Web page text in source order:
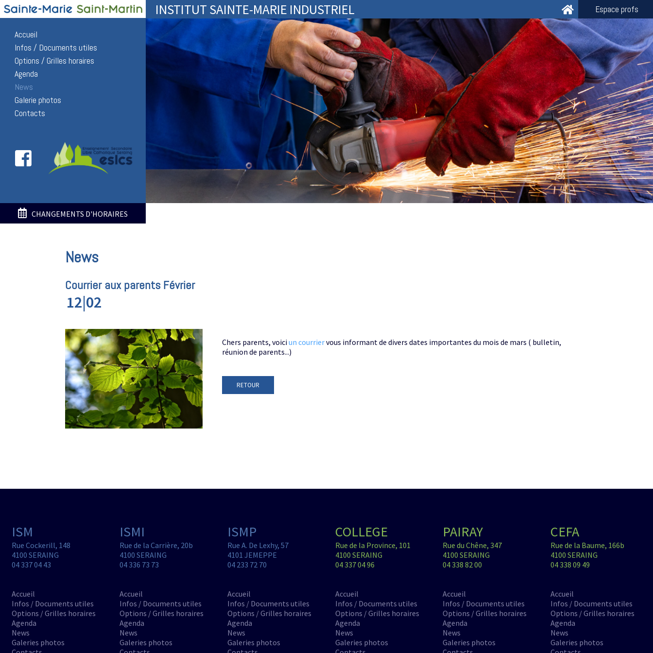
Accueil
Infos / Documents utiles
Options / Grilles horaires
Agenda
News
Galerie photos
Contacts
INSTITUT SAINTE-MARIE INDUSTRIEL Espace profs
CHANGEMENTS D'HORAIRES
News
Courrier aux parents Février
12|02
Chers parents, voiciun courriervous informant de divers dates importantes du mois de mars ( bulletin,
réunion de parents...)
RETOUR
ISM
Rue Cockerill, 148
4100 SERAING
04 337 04 43
Accueil
Infos / Documents utiles
Options / Grilles horaires
Agenda
News
Galeries photos
ISMI
Rue de la Carrière, 20b
4100 SERAING
04 336 73 73
Accueil
Infos / Documents utiles
Options / Grilles horaires
Agenda
News
Galeries photos
ISMP
Rue A. De Lexhy, 57
4101 JEMEPPE
04 233 72 70
Accueil
Infos / Documents utiles
Options / Grilles horaires
Agenda
News
Galeries photos
COLLEGE
Rue de la Province, 101
4100 SERAING
04 337 04 96
Accueil
Infos / Documents utiles
Options / Grilles horaires
Agenda
News
Galeries photos
PAIRAY
Rue du Chêne, 347
4100 SERAING
04 338 82 00
Accueil
Infos / Documents utiles
Options / Grilles horaires
Agenda
News
Galeries photos
CEFA
Rue de la Baume, 166b
4100 SERAING
04 338 09 49
Accueil
Infos / Documents utiles
Options / Grilles horaires
Agenda
News
Galeries photos